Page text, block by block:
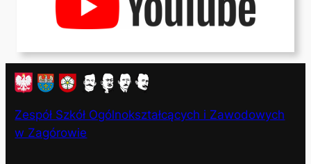
Zespół Szkół Ogólnokształcących i Zawodowych
w Zagórowie